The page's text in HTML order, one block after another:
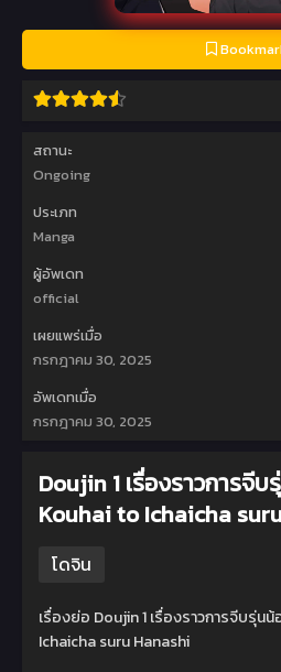
สถานะ
Ongoing
ประเภท
Manga
ผู้อัพเดท
official
เผยแพร่เมื่อ
กรกฎาคม 30, 2025
อัพเดทเมื่อ
กรกฎาคม 30, 2025
Doujin 1 เรื่องราวการจี
Kouhai to Ichaicha
โดจิน
เรื่องย่อ Doujin 1 เรื่องราวการจีบรุ่น
Ichaicha suru Hanashi